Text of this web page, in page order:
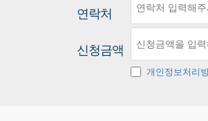
연락처
신청금액
개인정보처리